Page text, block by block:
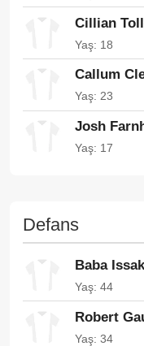
Cillian
Yaş: 18
Callum
Yaş: 23
Josh
Yaş: 17
Defans
Baba
Yaş: 44
Robert
Yaş: 34